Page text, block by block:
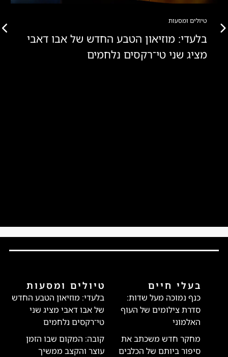
טיולים ומסעות
בלעדי: מוזיאון הטבע החדש של אבו דאבי
מציג שני טי־רקסים נלחמים
בעלי חיים
כנף נמוכה מעל שדות:
סדרת צילומים של העוף
האלמוני
מחקר חדש משכתב את
סיפור ביותם של הכלבים
טיולים ומסעות
בלעדי: מוזיאון הטבע החדש
של אבו דאבי מציג שני
טי־רקסים נלחמים
קובה: המקום שבו הזמן
עוצר והקצב ממשיך